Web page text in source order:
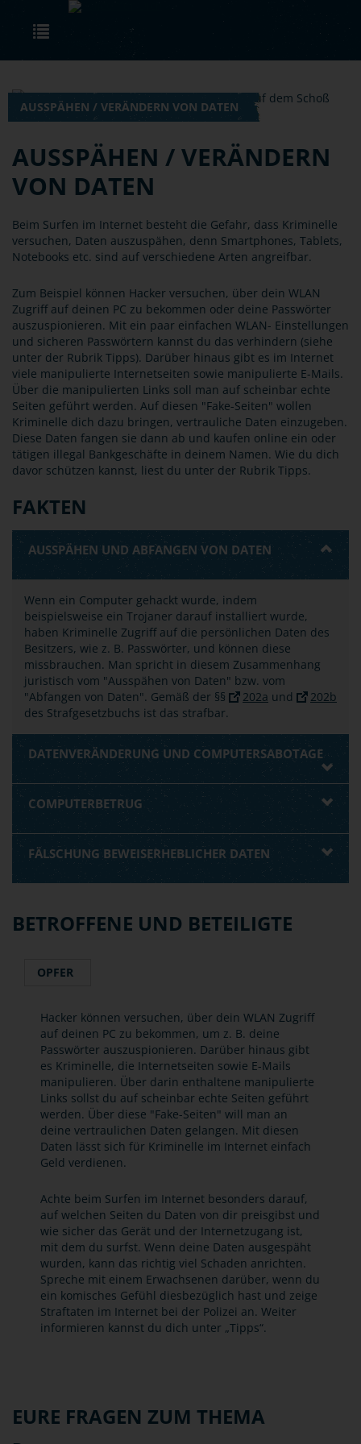
Skip to main content
AUSSPÄHEN / VERÄNDERN VON DATEN
AUSSPÄHEN / VERÄNDERN
VON DATEN
Beim Surfen im Internet besteht die Gefahr, dass Kriminelle
versuchen, Daten auszuspähen, denn Smartphones, Tablets,
Notebooks etc. sind auf verschiedene Arten angreifbar.
Zum Beispiel können Hacker versuchen, über dein WLAN
Zugriff auf deinen PC zu bekommen oder deine Passwörter
auszuspionieren. Mit ein paar einfachen WLAN- Einstellungen
und sicheren Passwörtern kannst du das verhindern (siehe
unter der Rubrik Tipps). Darüber hinaus gibt es im Internet
viele manipulierte Internetseiten sowie manipulierte E-Mails.
Über die manipulierten Links soll man auf scheinbar echte
Seiten geführt werden. Auf diesen "Fake-Seiten" wollen
Kriminelle dich dazu bringen, vertrauliche Daten einzugeben.
Diese Daten fangen sie dann ab und kaufen online ein oder
tätigen illegal Bankgeschäfte in deinem Namen. Wie du dich
davor schützen kannst, liest du unter der Rubrik Tipps.
FAKTEN
AUSSPÄHEN UND ABFANGEN VON DATEN
Wenn ein Computer gehackt wurde, indem
beispielsweise ein Trojaner darauf installiert wurde,
haben Kriminelle Zugriff auf die persönlichen Daten des
Besitzers, wie z. B. Passwörter, und können diese
missbrauchen. Man spricht in diesem Zusammenhang
juristisch vom "Ausspähen von Daten" bzw. vom
"Abfangen von Daten". Gemäß der §§
202a und
202b
des Strafgesetzbuchs ist das strafbar.
DATENVERÄNDERUNG UND COMPUTERSABOTAGE
COMPUTERBETRUG
FÄLSCHUNG BEWEISERHEBLICHER DATEN
BETROFFENE UND BETEILIGTE
OPFER
Hacker können versuchen, über dein WLAN Zugriff
auf deinen PC zu bekommen, um z. B. deine
Passwörter auszuspionieren. Darüber hinaus gibt
es Kriminelle, die Internetseiten sowie E-Mails
manipulieren. Über darin enthaltene manipulierte
Links sollst du auf scheinbar echte Seiten geführt
werden. Über diese "Fake-Seiten" will man an
deine vertraulichen Daten gelangen. Mit diesen
Daten lässt sich für Kriminelle im Internet einfach
Geld verdienen.
Achte beim Surfen im Internet besonders darauf,
auf welchen Seiten du Daten von dir preisgibst und
wie sicher das Gerät und der Internetzugang ist,
mit dem du surfst. Wenn deine Daten ausgespäht
wurden, kann das richtig viel Schaden anrichten.
Spreche mit einem Erwachsenen darüber, wenn du
ein komisches Gefühl diesbezüglich hast und zeige
Straftaten im Internet bei der Polizei an. Weiter
informieren kannst du dich unter „Tipps“.
EURE FRAGEN ZUM THEMA